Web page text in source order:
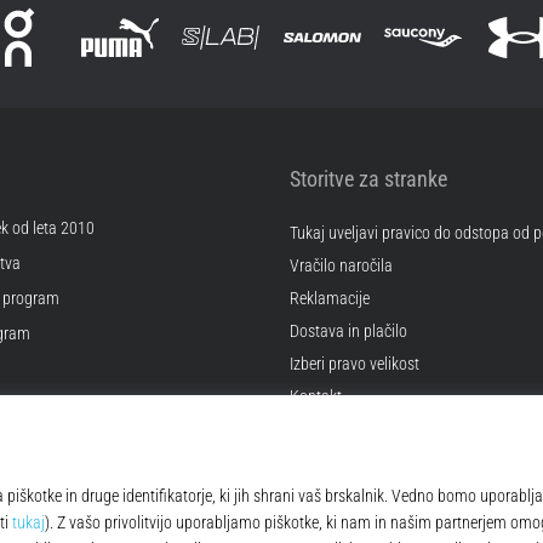
od leta 2010
Storitve za stranke
Tukaj uveljavi pravico do odstopa od
Vračilo naročila
Reklamacije
Dostava in plačilo
Izberi pravo velikost
Kontakt